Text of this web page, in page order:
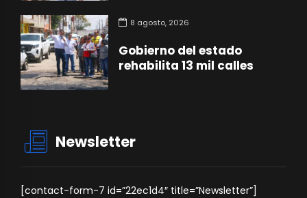
8 agosto, 2026
Gobierno del estado
rehabilita 13 mil calles
Newsletter
[contact-form-7 id=”22ec1d4″ title=”Newsletter”]